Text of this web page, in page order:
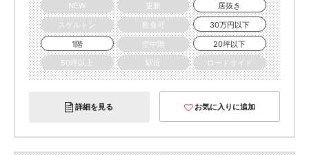
NEW
更新
居抜き
スケルトン
飲食可
30万円以下
1階
空中階
20坪以下
50坪以上
駅近 ロードサイド
詳細を見る お気に入りに追加